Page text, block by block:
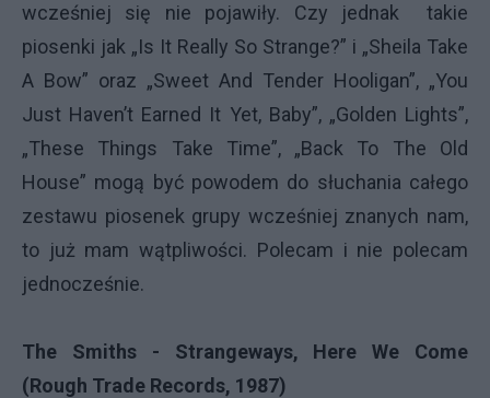
wcześniej się nie pojawiły. Czy jednak takie
piosenki jak „Is It Really So Strange?” i „Sheila Take
A Bow” oraz „Sweet And Tender Hooligan”, „You
Just Haven’t Earned It Yet, Baby”, „Golden Lights”,
„These Things Take Time”, „Back To The Old
House” mogą być powodem do słuchania całego
zestawu piosenek grupy wcześniej znanych nam,
to już mam wątpliwości. Polecam i nie polecam
jednocześnie.
The Smiths - Strangeways, Here We Come
(Rough Trade Records, 1987)